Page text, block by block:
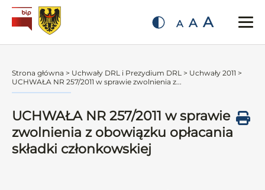
A A A
Strona główna > Uchwały DRL i Prezydium DRL > Uchwały 2011 >
UCHWAŁA NR 257/2011 w sprawie zwolnienia z...
UCHWAŁA NR 257/2011 w sprawie
zwolnienia z obowiązku opłacania
składki członkowskiej